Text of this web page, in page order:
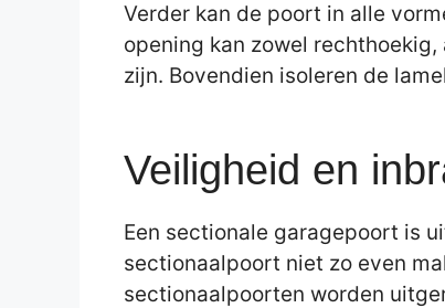
Verder kan de poort in alle
opening kan zowel
zijn. Bovendien isoleren de
Veiligheid en
Een sectionale garagepoort is
sectionaalpoort niet zo even
sectionaalpoorten worden